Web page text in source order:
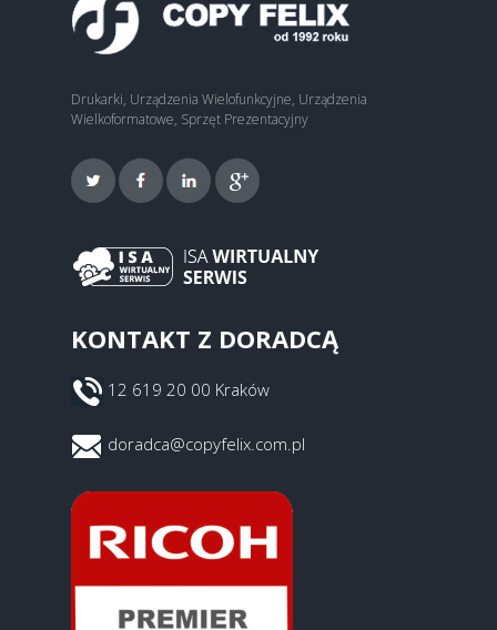
Drukarki, Urządzenia Wielofunkcyjne, Urządzenia
Wielkoformatowe, Sprzęt Prezentacyjny
KONTAKT Z DORADCĄ
12 619 20 00 Kraków
doradca@copyfelix.com.pl